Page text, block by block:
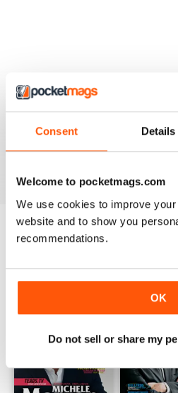
Consent Details
Welcome to pocketmags.com
We use cookies to improve
website and to show you
recommendations.
OK
Do not sell or share my
MANAGER |
IL NUMERO DI OTTOBRE 2015 è